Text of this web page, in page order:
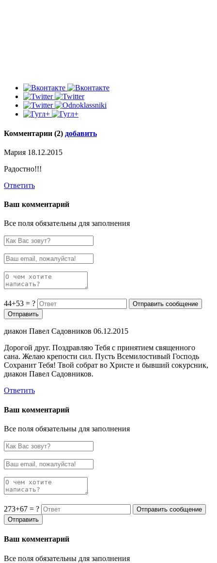
Комментарии (2) добавить
Мария 18.12.2015
Радостно!!!
Ответить
Ваш комментарий
Все поля обязательны для заполнения
44+53 = ?
диакон Павел Садовников 06.12.2015
Дорогой друг. Поздравляю Тебя с принятием священного
сана. Желаю крепости сил. Пусть Всемилостивый Господь
Сохранит Тебя! Твой собрат во Христе и бывший сокурсник,
диакон Павел Садовников.
Ответить
Ваш комментарий
Все поля обязательны для заполнения
273+67 = ?
Ваш комментарий
Все поля обязательны для заполнения